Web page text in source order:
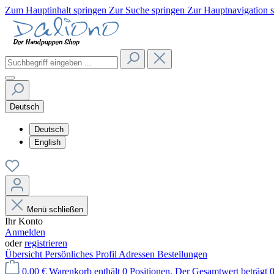
Zum Hauptinhalt springen Zur Suche springen Zur Hauptnavigation
Deutsch
Deutsch
English
Menü schließen
Ihr Konto
Anmelden
oderregistrieren
Übersicht Persönliches Profil Adressen Bestellungen
0,00 € Warenkorb enthält 0 Positionen. Der Gesamtwert beträgt